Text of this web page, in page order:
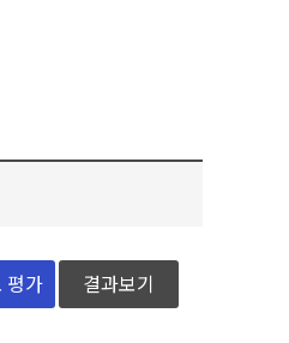
결과보기